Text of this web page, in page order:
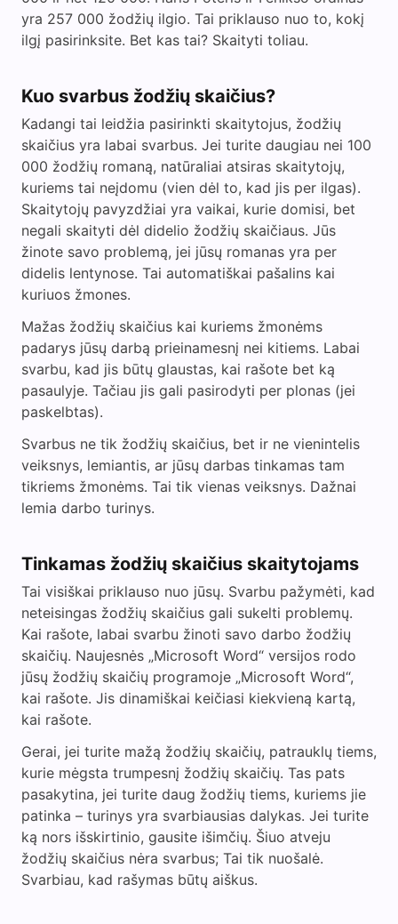
yra 257 000 žodžių ilgio. Tai priklauso nuo to, kokį
ilgį pasirinksite. Bet kas tai? Skaityti toliau.
Kuo svarbus žodžių skaičius?
Kadangi tai leidžia pasirinkti skaitytojus, žodžių
skaičius yra labai svarbus. Jei turite daugiau nei 100
000 žodžių romaną, natūraliai atsiras skaitytojų,
kuriems tai neįdomu (vien dėl to, kad jis per ilgas).
Skaitytojų pavyzdžiai yra vaikai, kurie domisi, bet
negali skaityti dėl didelio žodžių skaičiaus. Jūs
žinote savo problemą, jei jūsų romanas yra per
didelis lentynose. Tai automatiškai pašalins kai
kuriuos žmones.
Mažas žodžių skaičius kai kuriems žmonėms
padarys jūsų darbą prieinamesnį nei kitiems. Labai
svarbu, kad jis būtų glaustas, kai rašote bet ką
pasaulyje. Tačiau jis gali pasirodyti per plonas (jei
paskelbtas).
Svarbus ne tik žodžių skaičius, bet ir ne vienintelis
veiksnys, lemiantis, ar jūsų darbas tinkamas tam
tikriems žmonėms. Tai tik vienas veiksnys. Dažnai
lemia darbo turinys.
Tinkamas žodžių skaičius skaitytojams
Tai visiškai priklauso nuo jūsų. Svarbu pažymėti, kad
neteisingas žodžių skaičius gali sukelti problemų.
Kai rašote, labai svarbu žinoti savo darbo žodžių
skaičių. Naujesnės „Microsoft Word“ versijos rodo
jūsų žodžių skaičių programoje „Microsoft Word“,
kai rašote. Jis dinamiškai keičiasi kiekvieną kartą,
kai rašote.
Gerai, jei turite mažą žodžių skaičių, patrauklų tiems,
kurie mėgsta trumpesnį žodžių skaičių. Tas pats
pasakytina, jei turite daug žodžių tiems, kuriems jie
patinka – turinys yra svarbiausias dalykas. Jei turite
ką nors išskirtinio, gausite išimčių. Šiuo atveju
žodžių skaičius nėra svarbus; Tai tik nuošalė.
Svarbiau, kad rašymas būtų aiškus.